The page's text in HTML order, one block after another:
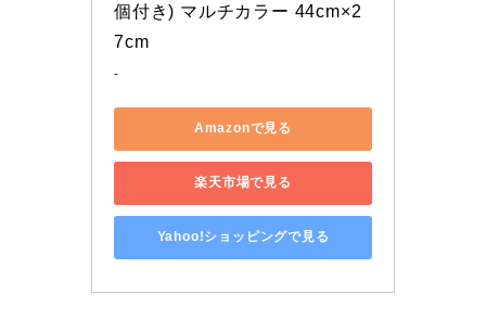
個付き) マルチカラー 44cm×2
7cm
-
Amazonで見る
楽天市場で見る
Yahoo!ショッピングで見る